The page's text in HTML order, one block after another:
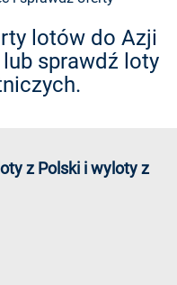
lotów do Azji
sprawdź loty
z Polski i wyloty z